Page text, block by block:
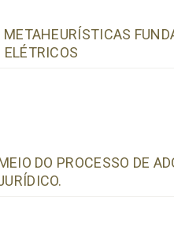
DO PROCESSO DE